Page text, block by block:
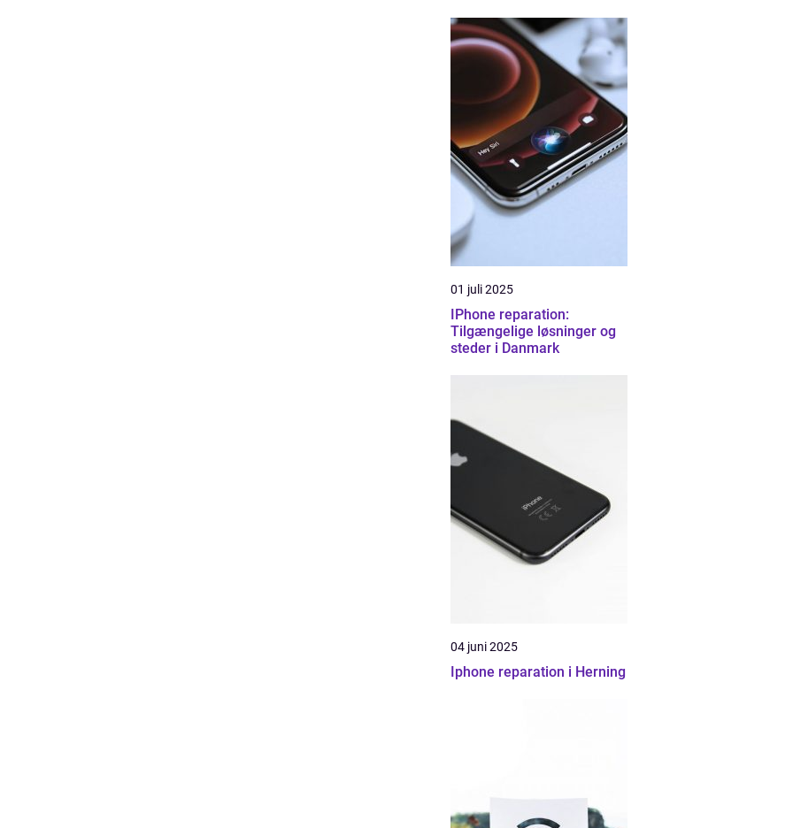
01 juli 2025
IPhone reparation:
Tilgængelige løsninger og
steder i Danmark
04 juni 2025
Iphone reparation i Herning